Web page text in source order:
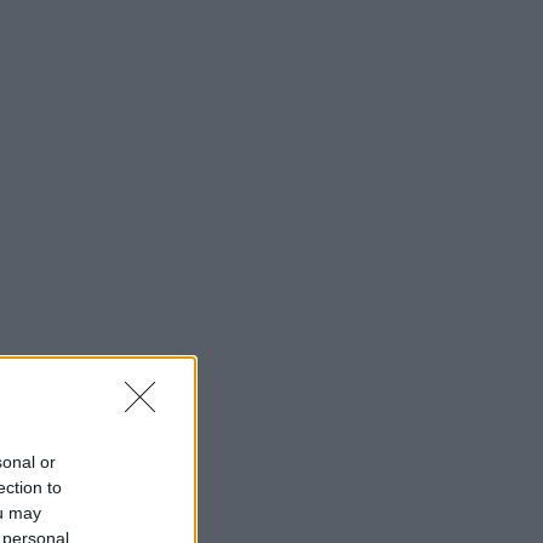
or
to
may